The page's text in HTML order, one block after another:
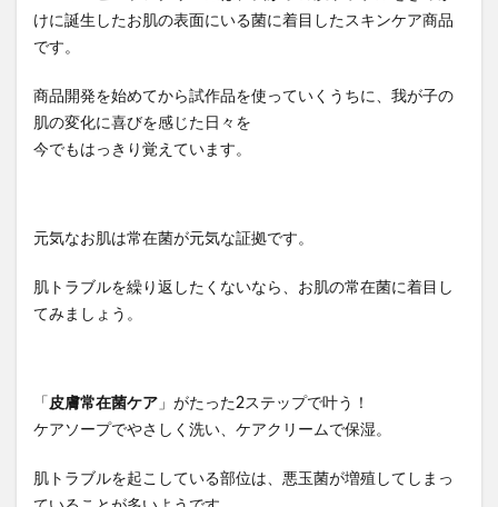
けに誕生したお肌の表面にいる菌に着目したスキンケア商品
です。
商品開発を始めてから試作品を使っていくうちに、我が子の
肌の変化に喜びを感じた日々を
今でもはっきり覚えています。
元気なお肌は常在菌が元気な証拠です。
肌トラブルを繰り返したくないなら、お肌の常在菌に着目し
てみましょう。
「 皮膚常在菌ケア 」がたった2ステップで叶う！
ケアソープでやさしく洗い、ケアクリームで保湿。
肌トラブルを起こしている部位は、悪玉菌が増殖してしまっ